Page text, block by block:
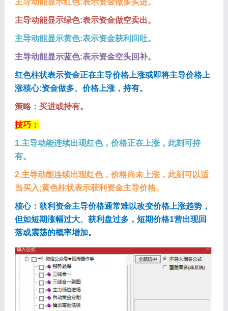
主导动能显示红色:表示资金做多买进。
主导动能显示绿色:表示资金做空卖出。
主导动能显示黄色:表示资金获利回吐。
主导动能显示蓝色:表示资金空头回补。
红色柱状表示资金正在主导价格上涨或即将主导价格上
涨核心:资金做多、价格上涨，持有。
策略：买进或持有。
技巧：
1.主导动能连续出现红色，价格正在上涨，此刻可持
有。
2.主导动能连续出现红色，价格尚未上涨，此刻可以适
当买入;黄色柱状表示获利资金主导价格。
核心：获利资金主导价格通常难以改变价格上涨趋势，
但如短期涨幅过大、获利盘过多，短期价格1营出现回
落或震荡的概率增加。